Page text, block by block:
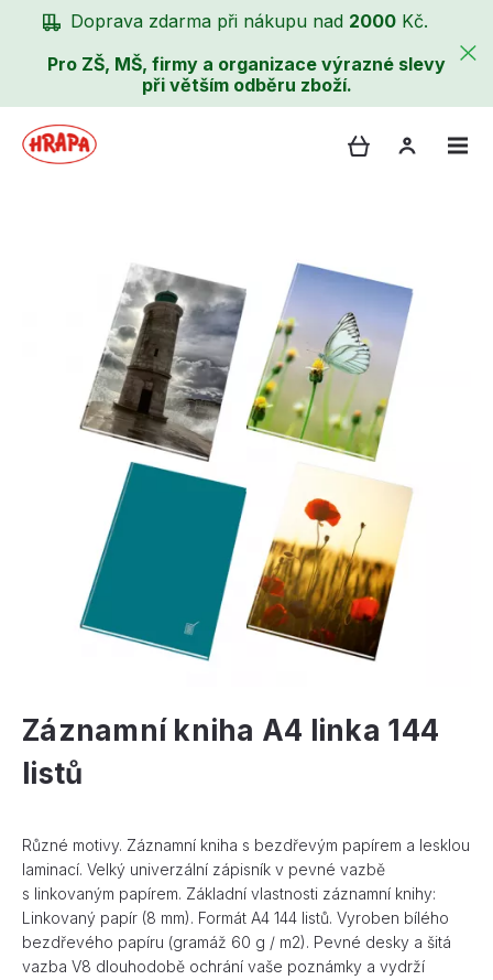
Doprava zdarma při nákupu nad 2000 Kč.
Pro ZŠ, MŠ, firmy a organizace výrazné slevy
při větším odběru zboží.
Záznamní kniha A4 linka 144
listů
Různé motivy. Záznamní kniha s bezdřevým papírem a lesklou
laminací. Velký univerzální zápisník v pevné vazbě
s linkovaným papírem. Základní vlastnosti záznamní knihy:
Linkovaný papír (8 mm). Formát A4 144 listů. Vyroben bílého
bezdřevého papíru (gramáž 60 g / m2). Pevné desky a šitá
vazba V8 dlouhodobě ochrání vaše poznámky a vydrží